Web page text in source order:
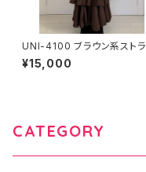
UNI-4100 ブラウン系ストラ
ブブラウスツーピース
¥15,000
CATEGORY